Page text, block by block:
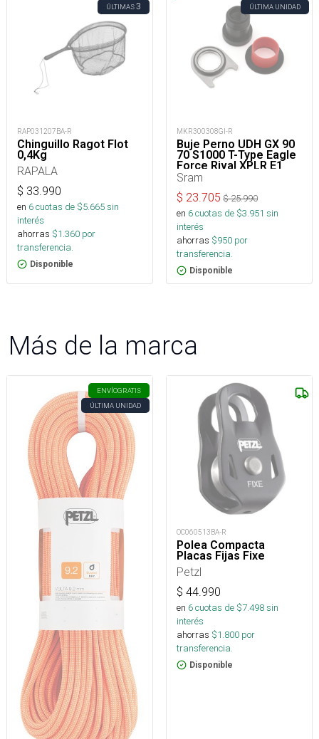
ÚLTIMAS3
RAP031207BA-R
Chinguillo Ragot Flot
0,4Kg
RAPALA
$ 33.990
en 6cuotas de $5.665sin
interés
ahorras $1.360 por
transferencia.
Disponible
ÚLTIMA UNIDAD
MKR300308GI-R
Buje Perno UDH GX 90
70 S1000 T-Type Eagle
Force Rival XPLR E1
Sram
$ 23.705 $25.990
en 6cuotas de $3.951 sin
interés
ahorras $950 por
transferencia.
Disponible
Más de la marca
ENVÍOGRATIS
ÚLTIMA UNIDAD
OC060513BA-R
Polea Compacta
Placas Fijas Fixe
Petzl
$ 44.990
en 6cuotas de $7.498sin
interés
ahorras $1.800 por
transferencia.
Disponible